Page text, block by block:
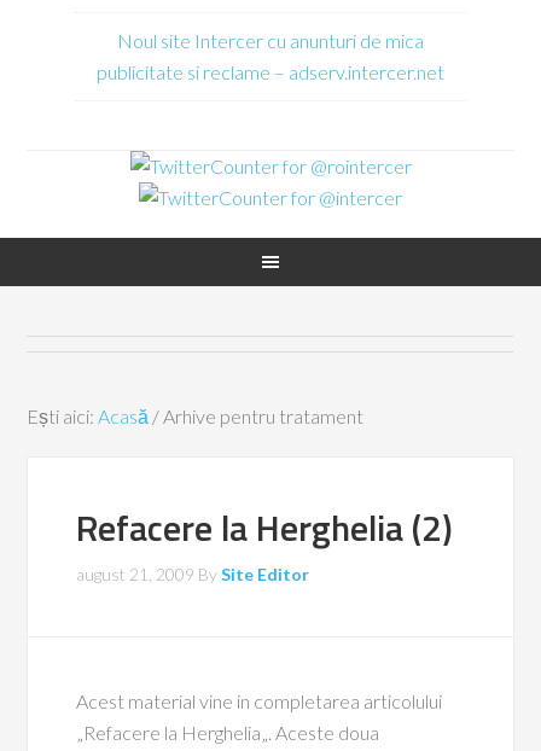
Noul site Intercer cu anunturi de mica
publicitate si reclame – adserv.intercer.net
Ești aici:Acasă /Arhive pentru tratament
Refacere la Herghelia (2)
august 21, 2009 BySite Editor
Acest material vine in completarea articolului
„Refacere la Herghelia„. Aceste doua